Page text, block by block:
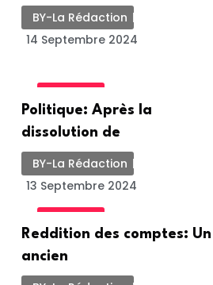
BY-La Rédaction
14 Septembre 2024
Politique: Après la
dissolution de
BY-La Rédaction
13 Septembre 2024
Reddition des comptes: Un
ancien